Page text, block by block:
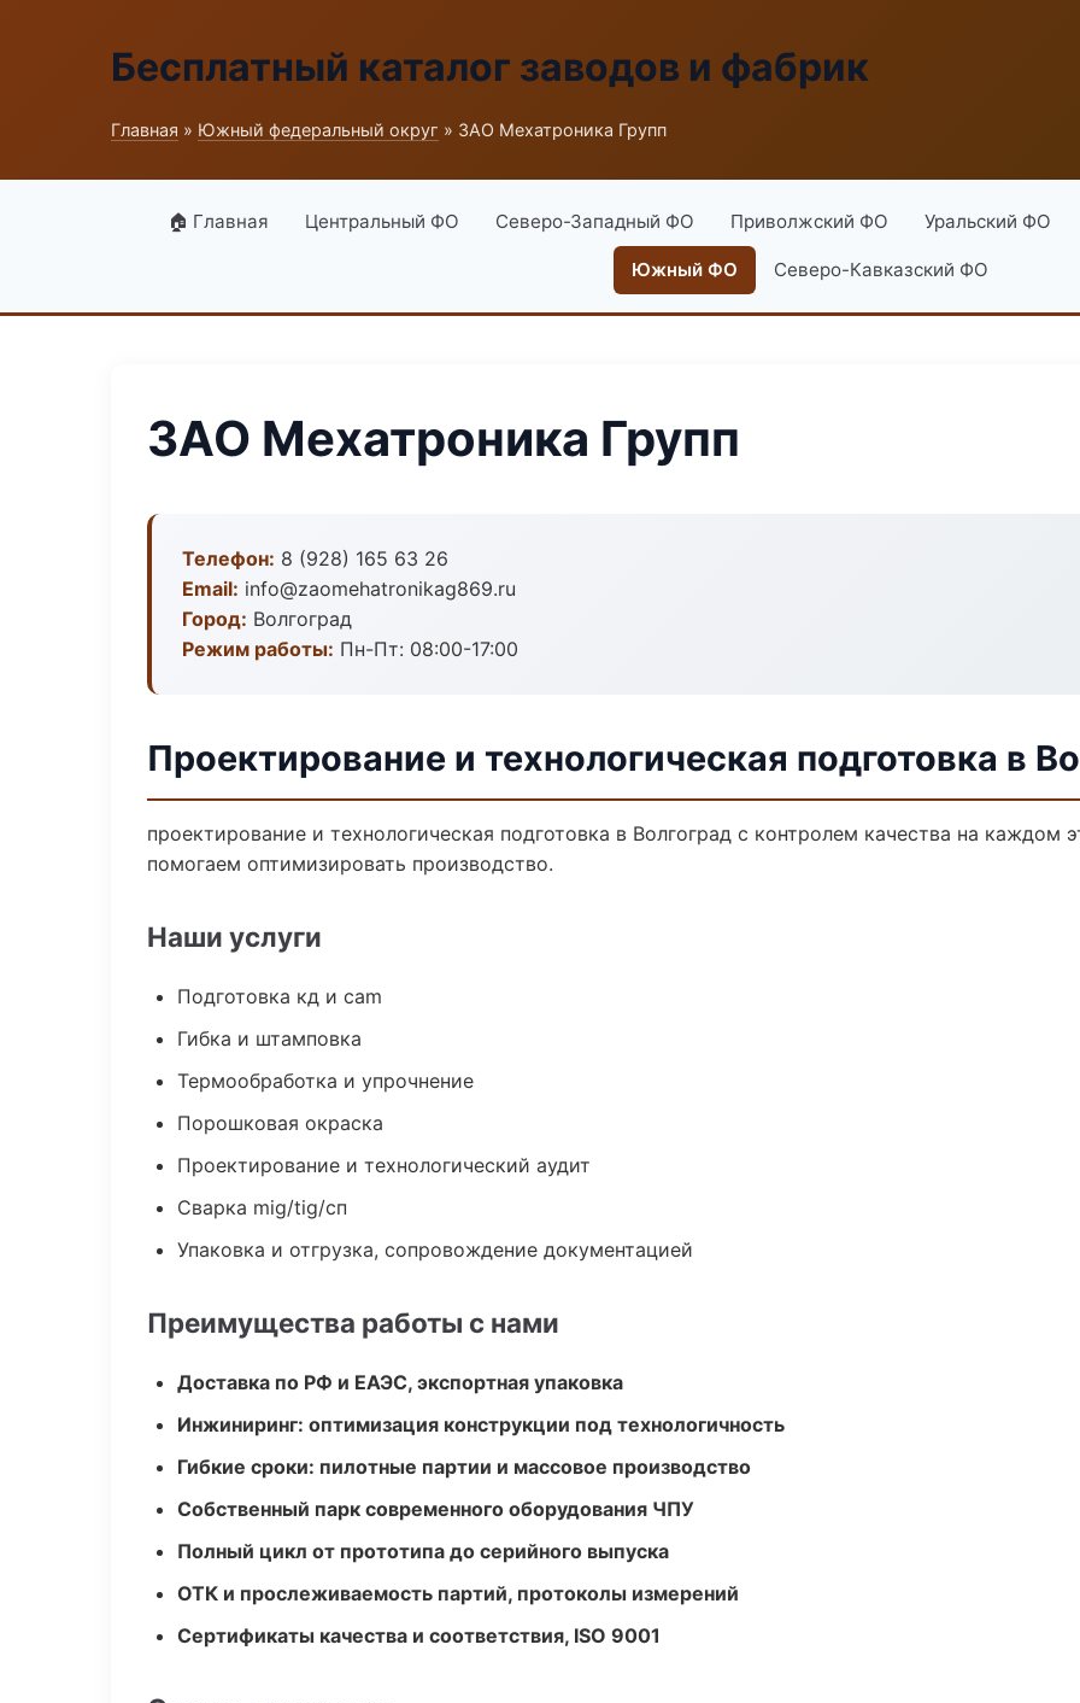
Бесплатный каталог заводов и фабрик
Главная » Южный федеральный округ » ЗАО Мехатроника Групп
🏠 Главная Центральный ФО Северо-Западный ФО Приволжский ФО Уральский ФО
Южный ФО Северо-Кавказский ФО
ЗАО Мехатроника Групп
Телефон: 8 (928) 165 63 26
Email: info@zaomehatronikag869.ru
Город: Волгоград
Режим работы: Пн-Пт: 08:00-17:00
Проектирование и технологическая подготовка в
проектирование и технологическая подготовка в Волгоград с контролем качества на каждом
помогаем оптимизировать производство.
Наши услуги
Подготовка кд и cam
Гибка и штамповка
Термообработка и упрочнение
Порошковая окраска
Проектирование и технологический аудит
Сварка mig/tig/сп
Упаковка и отгрузка, сопровождение документацией
Преимущества работы с нами
Доставка по РФ и ЕАЭС, экспортная упаковка
Инжиниринг: оптимизация конструкции под технологичность
Гибкие сроки: пилотные партии и массовое производство
Собственный парк современного оборудования ЧПУ
Полный цикл от прототипа до серийного выпуска
ОТК и прослеживаемость партий, протоколы измерений
Сертификаты качества и соответствия, ISO 9001